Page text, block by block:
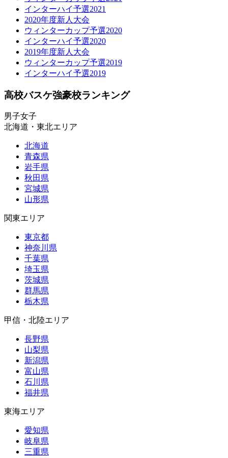
インターハイ予選2021
2020年度新人大会
ウィンターカップ予選2020
インターハイ予選2020
2019年度新人大会
ウィンターカップ予選2019
インターハイ予選2019
高校バスケ強豪校ランキング
男子女子
北海道・東北エリア
北海道
青森県
岩手県
秋田県
宮城県
山形県
関東エリア
東京都
神奈川県
千葉県
埼玉県
茨城県
群馬県
栃木県
甲信・北陸エリア
長野県
山梨県
新潟県
富山県
石川県
福井県
東海エリア
愛知県
岐阜県
三重県